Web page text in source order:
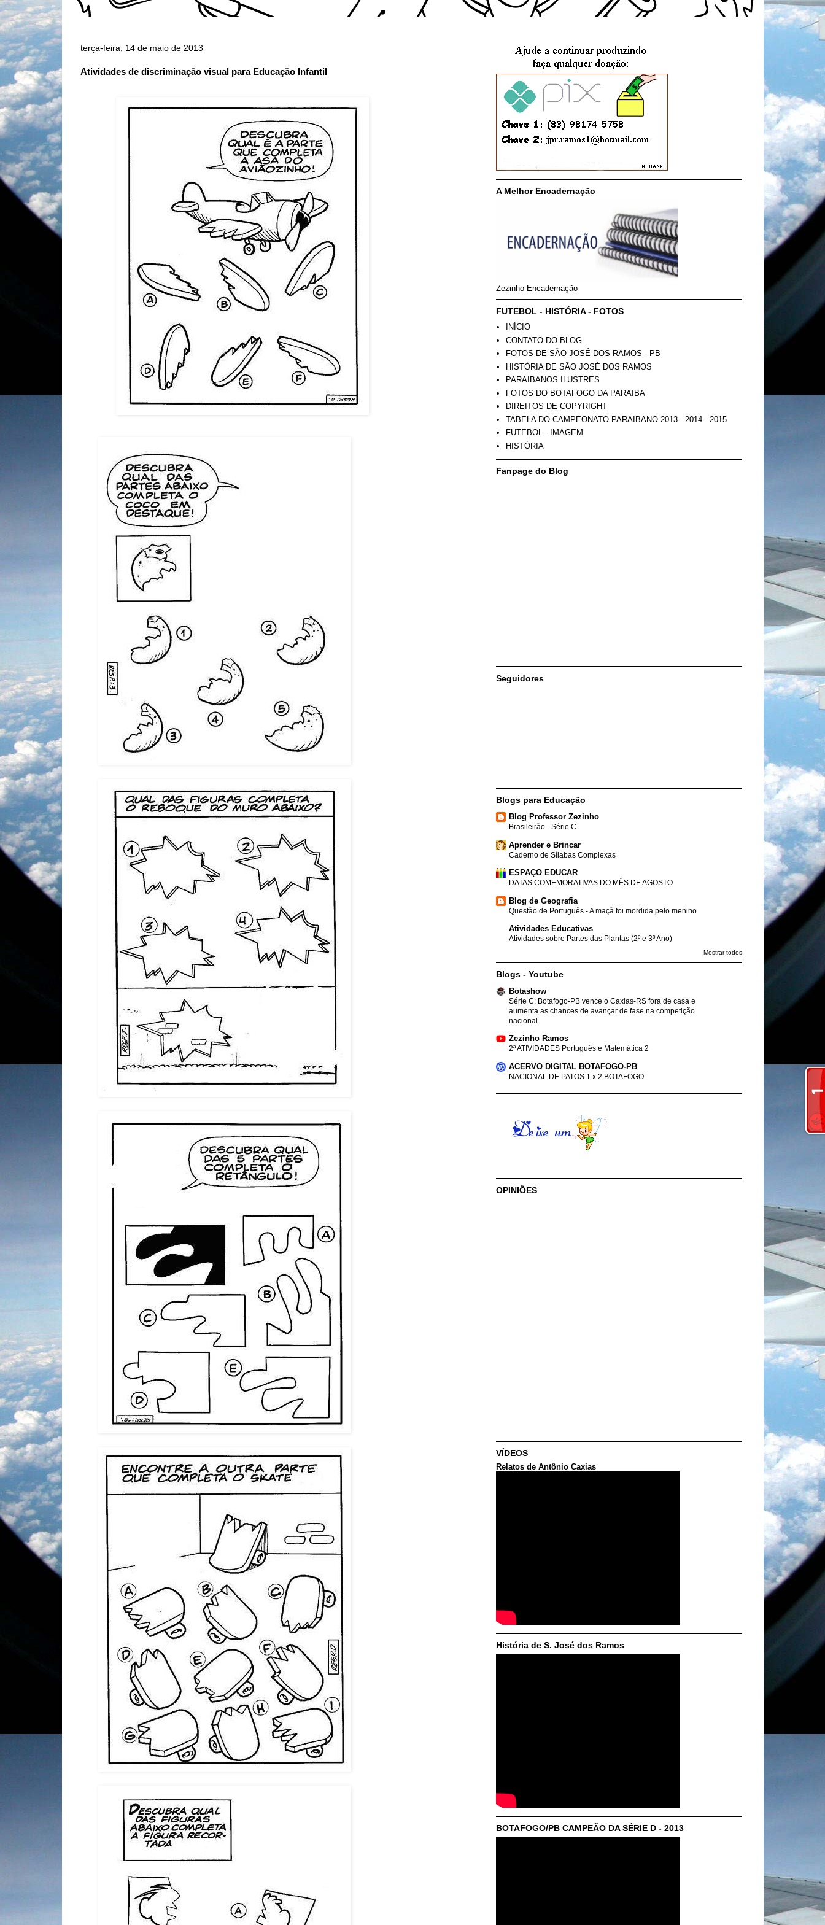
terça-feira, 14 de maio de 2013
Atividades de discriminação visual para Educação Infantil
A Melhor Encadernação
Zezinho Encadernação
FUTEBOL - HISTÓRIA - FOTOS
INÍCIO
CONTATO DO BLOG
FOTOS DE SÃO JOSÉ DOS RAMOS - PB
HISTÓRIA DE SÃO JOSÉ DOS RAMOS
PARAIBANOS ILUSTRES
FOTOS DO BOTAFOGO DA PARAIBA
DIREITOS DE COPYRIGHT
TABELA DO CAMPEONATO PARAIBANO 2013 - 2014 - 2015
FUTEBOL - IMAGEM
HISTÓRIA
Fanpage do Blog
Seguidores
Blogs para Educação
Blog Professor Zezinho
Brasileirão - Série C
Aprender e Brincar
Caderno de Sílabas Complexas
ESPAÇO EDUCAR
DATAS COMEMORATIVAS DO MÊS DE AGOSTO
Blog de Geografia
Questão de Português - A maçã foi mordida pelo menino
Atividades Educativas
Atividades sobre Partes das Plantas (2º e 3º Ano)
Mostrar todos
Blogs - Youtube
Botashow
Série C: Botafogo-PB vence o Caxias-RS fora de casa e
aumenta as chances de avançar de fase na competição
nacional
Zezinho Ramos
2ª ATIVIDADES Português e Matemática 2
ACERVO DIGITAL BOTAFOGO-PB
NACIONAL DE PATOS 1 x 2 BOTAFOGO
OPINIÕES
VÍDEOS
Relatos de Antônio Caxias
História de S. José dos Ramos
BOTAFOGO/PB CAMPEÃO DA SÉRIE D - 2013